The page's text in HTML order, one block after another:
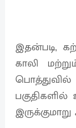
இதன்படி,
காலி